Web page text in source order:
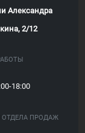
Александра
2/12
18:00
ОТДЕЛА ПРОДАЖ